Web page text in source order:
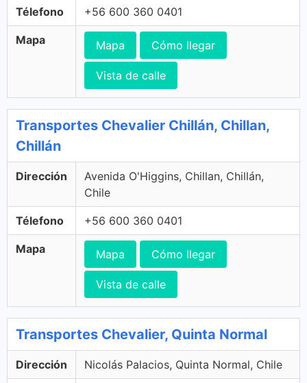
Télefono +56 600 360 0401
Mapa Mapa Cómo llegar
Vista de calle
Transportes Chevalier Chillán, Chillan,
Chillán
Dirección
Avenida O'Higgins, Chillan, Chillán,
Chile
Télefono +56 600 360 0401
Mapa Mapa Cómo llegar
Vista de calle
Transportes Chevalier, Quinta Normal
Dirección Nicolás Palacios, Quinta Normal, Chile